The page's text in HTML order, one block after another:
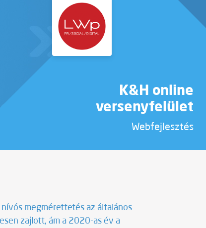
K&H online
versenyfelület
Webfejlesztés
megmérettetés az általános
zajlott, ám a 2020-as év a